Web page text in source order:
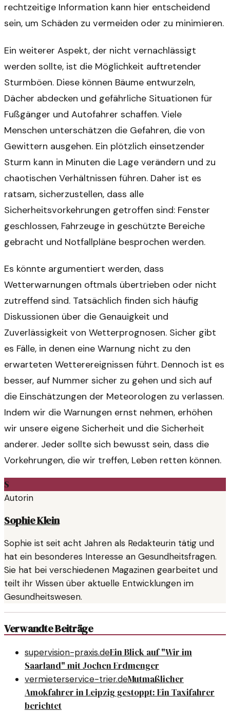
rechtzeitige Information kann hier entscheidend
sein, um Schäden zu vermeiden oder zu minimieren.
Ein weiterer Aspekt, der nicht vernachlässigt
werden sollte, ist die Möglichkeit auftretender
Sturmböen. Diese können Bäume entwurzeln,
Dächer abdecken und gefährliche Situationen für
Fußgänger und Autofahrer schaffen. Viele
Menschen unterschätzen die Gefahren, die von
Gewittern ausgehen. Ein plötzlich einsetzender
Sturm kann in Minuten die Lage verändern und zu
chaotischen Verhältnissen führen. Daher ist es
ratsam, sicherzustellen, dass alle
Sicherheitsvorkehrungen getroffen sind: Fenster
geschlossen, Fahrzeuge in geschützte Bereiche
gebracht und Notfallpläne besprochen werden.
Es könnte argumentiert werden, dass
Wetterwarnungen oftmals übertrieben oder nicht
zutreffend sind. Tatsächlich finden sich häufig
Diskussionen über die Genauigkeit und
Zuverlässigkeit von Wetterprognosen. Sicher gibt
es Fälle, in denen eine Warnung nicht zu den
erwarteten Wetterereignissen führt. Dennoch ist es
besser, auf Nummer sicher zu gehen und sich auf
die Einschätzungen der Meteorologen zu verlassen.
Indem wir die Warnungen ernst nehmen, erhöhen
wir unsere eigene Sicherheit und die Sicherheit
anderer. Jeder sollte sich bewusst sein, dass die
Vorkehrungen, die wir treffen, Leben retten können.
S
Autorin
Sophie Klein
Sophie ist seit acht Jahren als Redakteurin tätig und
hat ein besonderes Interesse an Gesundheitsfragen.
Sie hat bei verschiedenen Magazinen gearbeitet und
teilt ihr Wissen über aktuelle Entwicklungen im
Gesundheitswesen.
Verwandte Beiträge
supervision-praxis.deEin Blick auf "Wir im
Saarland" mit Jochen Erdmenger
vermieterservice-trier.deMutmaßlicher
Amokfahrer in Leipzig gestoppt: Ein Taxifahrer
berichtet